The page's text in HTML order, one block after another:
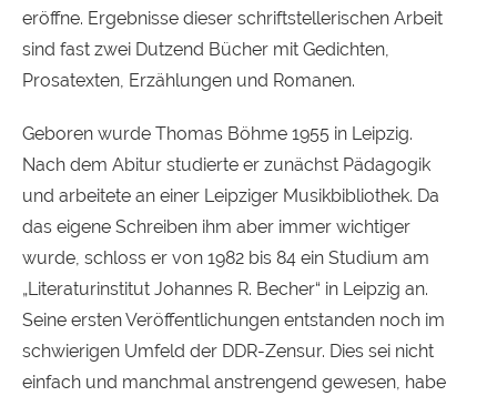
eröffne. Ergebnisse dieser schriftstellerischen Arbeit
sind fast zwei Dutzend Bücher mit Gedichten,
Prosatexten, Erzählungen und Romanen.
Geboren wurde Thomas Böhme 1955 in Leipzig.
Nach dem Abitur studierte er zunächst Pädagogik
und arbeitete an einer Leipziger Musikbibliothek. Da
das eigene Schreiben ihm aber immer wichtiger
wurde, schloss er von 1982 bis 84 ein Studium am
„Literaturinstitut Johannes R. Becher“ in Leipzig an.
Seine ersten Veröffentlichungen entstanden noch im
schwierigen Umfeld der DDR-Zensur. Dies sei nicht
einfach und manchmal anstrengend gewesen, habe